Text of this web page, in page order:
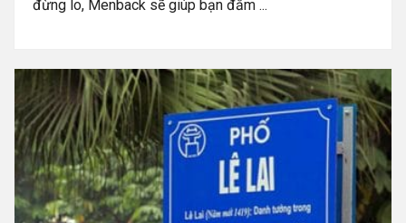
đừng lo, Menback sẽ giúp bạn đắm ...